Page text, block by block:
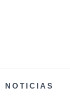
NOTICIAS